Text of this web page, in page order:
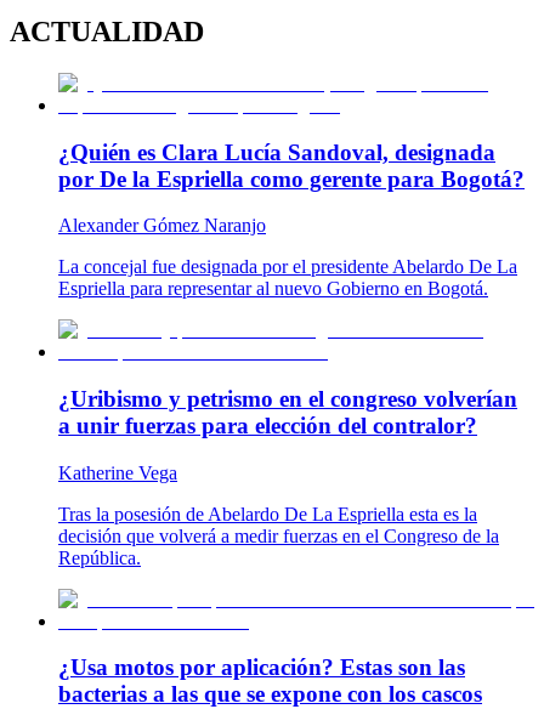
ACTUALIDAD
¿Quién es Clara Lucía Sandoval, designada
por De la Espriella como gerente para Bogotá?
Alexander Gómez Naranjo
La concejal fue designada por el presidente Abelardo De La
Espriella para representar al nuevo Gobierno en Bogotá.
¿Uribismo y petrismo en el congreso volverían
a unir fuerzas para elección del contralor?
Katherine Vega
Tras la posesión de Abelardo De La Espriella esta es la
decisión que volverá a medir fuerzas en el Congreso de la
República.
¿Usa motos por aplicación? Estas son las
bacterias a las que se expone con los cascos